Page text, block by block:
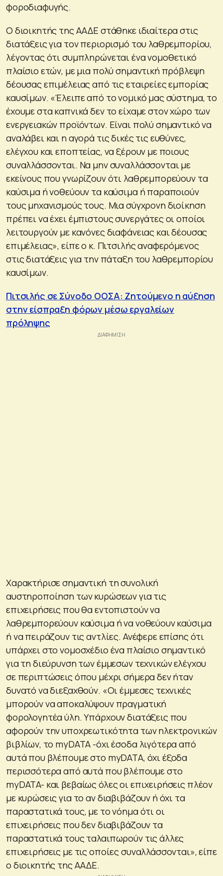
φοροδιαφυγής.
Ο διοικητής της ΑΑΔΕ στάθηκε ιδιαίτερα στις
διατάξεις για τον περιορισμό του λαθρεμπορίου,
λέγοντας ότι συμπληρώνεται ένα νομοθετικό
πλαίσιο ετών, με μια πολύ σημαντική πρόβλεψη
δέουσας επιμέλειας από τις εταιρείες εμπορίας
καυσίμων. «Έλειπε από το νομικό μας σύστημα, το
έχουμε στα καπνικά δεν το είχαμε στον χώρο των
ενεργειακών προϊόντων. Είναι πολύ σημαντικό να
αναλάβει και η αγορά τις δικές τις ευθύνες,
ελέγχου και εποπτείας, να ξέρουν με ποιους
συναλλάσσονται. Να μην συναλλάσσονται με
εκείνους που γνωρίζουν ότι λαθρεμπορεύουν τα
καύσιμα ή νοθεύουν τα καύσιμα ή παραποιούν
τους μηχανισμούς τους. Μια σύγχρονη διοίκηση
πρέπει να έχει έμπιστους συνεργάτες οι οποίοι
λειτουργούν με κανόνες διαφάνειας και δέουσας
επιμέλειας», είπε ο κ. Πιτσιλής αναφερόμενος
στις διατάξεις για την πάταξη του λαθρεμπορίου
καυσίμων.
Πιτσιλής σε Σύνοδο ΟΟΣΑ: Ζητούμενο η αύξηση
στην είσπραξη φόρων μέσω εργαλείων
πρόληψης
Χαρακτήρισε σημαντική τη συνολική
αυστηροποίηση των κυρώσεων για τις
επιχειρήσεις που θα εντοπιστούν να
λαθρεμπορεύουν καύσιμα ή να νοθεύουν καύσιμα
ή να πειράζουν τις αντλίες. Ανέφερε επίσης ότι
υπάρχει στο νομοσχέδιο ένα πλαίσιο σημαντικό
για τη διεύρυνση των έμμεσων τεχνικών ελέγχου
σε περιπτώσεις όπου μέχρι σήμερα δεν ήταν
δυνατό να διεξαχθούν. «Οι έμμεσες τεχνικές
μπορούν να αποκαλύψουν πραγματική
φορολογητέα ύλη. Υπάρχουν διατάξεις που
αφορούν την υποχρεωτικότητα των ηλεκτρονικών
βιβλίων, το myDATA -όχι έσοδα λιγότερα από
αυτά που βλέπουμε στο myDATA, όχι έξοδα
περισσότερα από αυτά που βλέπουμε στο
myDATA- και βεβαίως όλες οι επιχειρήσεις πλέον
με κυρώσεις για το αν διαβιβάζουν ή όχι τα
παραστατικά τους, με το νόημα ότι οι
επιχειρήσεις που δεν διαβιβάζουν τα
παραστατικά τους ταλαιπωρούν τις άλλες
επιχειρήσεις με τις οποίες συναλλάσσονται», είπε
ο διοικητής της ΑΑΔΕ.